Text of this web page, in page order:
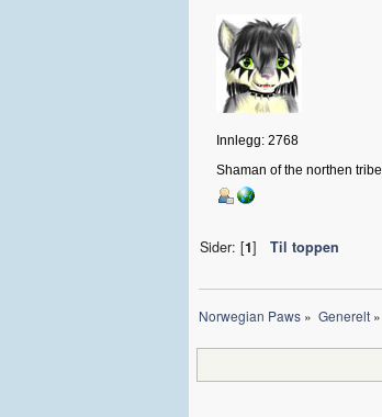
Innlegg: 2768
Shaman of the northen tribe
Sider: [1] Til toppen
Norwegian Paws » Generelt»